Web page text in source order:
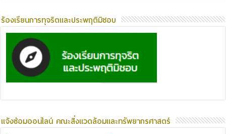
ร้องเรียนการทุจริตและประพฤติมิชอบ
แจ้งซ่อมออนไลน์ คณะสิ่งแวดล้อมและทรัพยากรศาสตร์